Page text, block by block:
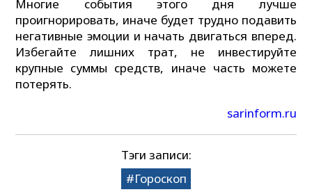
Многие события этого дня лучше
проигнорировать, иначе будет трудно подавить
негативные эмоции и начать двигаться вперед.
Избегайте лишних трат, не инвестируйте
крупные суммы средств, иначе часть можете
потерять.
sarinform.ru
Тэги записи:
Гороскоп